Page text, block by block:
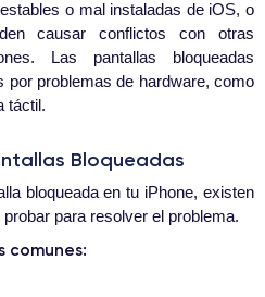
o mal instaladas de iOS, o
causar conflictos con otras
Las pantallas bloqueadas
por problemas de hardware, como
táctil.
Bloqueadas
bloqueada en tu iPhone, existen
para resolver el problema.
comunes: